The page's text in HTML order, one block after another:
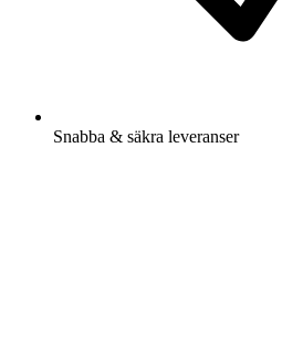
Snabba & säkra leveranser